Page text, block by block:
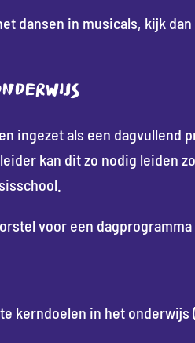
dansen in musicals, kijk dan
ingezet als een dagvullend
kan dit zo nodig leiden
voor een dagprogramma
kerndoelen in het onderwijs